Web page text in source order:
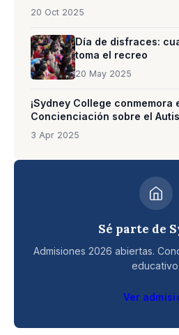
20 Oct 2025
Día de disfraces:
toma el recreo
20 May 2025
¡Sydney College conmemora
Concienciación sobre el
3 Apr 2025
Sé parte de
Admisiones 2026 abiertas.
educativo.
Ver